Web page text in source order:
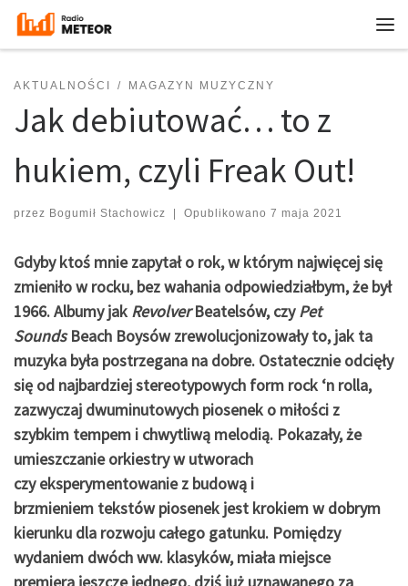
Przejdź do treści
AKTUALNOŚCI MAGAZYN MUZYCZNY
Jak debiutować… to z
hukiem, czyli Freak Out!
przez Bogumił Stachowicz Opublikowano 7 maja 2021
Gdyby ktoś mnie zapytał o rok, w którym najwięcej się
zmieniło w rocku, bez wahania odpowiedziałbym, że był
1966. Albumy jak RevolverBeatelsów, czyPet
SoundsBeach Boysów zrewolucjonizowały to, jak ta
muzyka była postrzegana na dobre. Ostatecznie odcięły
się od najbardziej stereotypowych form rock ‘n rolla,
zazwyczaj dwuminutowych piosenek o miłości z
szybkim tempem i chwytliwą melodią. Pokazały, że
umieszczanie orkiestry w utworach
czy eksperymentowanie z budową i
brzmieniem tekstów piosenek jest krokiem w dobrym
kierunku dla rozwoju całego gatunku. Pomiędzy
wydaniem dwóch ww. klasyków, miała miejsce